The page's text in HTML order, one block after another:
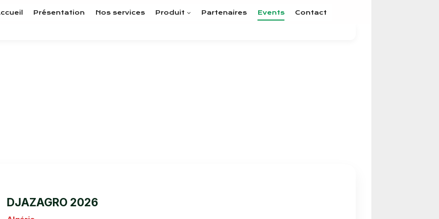
Présentation Nos services Produit Partenaires Events Contact
DJAZAGRO 2026